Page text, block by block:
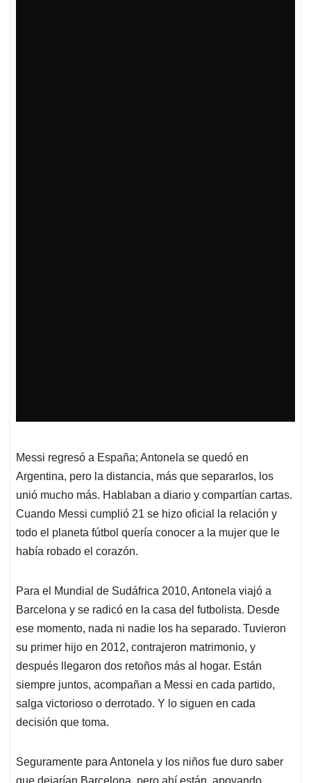
Messi regresó a España; Antonela se quedó en
Argentina, pero la distancia, más que separarlos, los
unió mucho más. Hablaban a diario y compartían cartas.
Cuando Messi cumplió 21 se hizo oficial la relación y
todo el planeta fútbol quería conocer a la mujer que le
había robado el corazón.
Para el Mundial de Sudáfrica 2010, Antonela viajó a
Barcelona y se radicó en la casa del futbolista. Desde
ese momento, nada ni nadie los ha separado. Tuvieron
su primer hijo en 2012, contrajeron matrimonio, y
después llegaron dos retoños más al hogar. Están
siempre juntos, acompañan a Messi en cada partido,
salga victorioso o derrotado. Y lo siguen en cada
decisión que toma.
Seguramente para Antonela y los niños fue duro saber
que dejarían Barcelona, pero ahí están, apoyando